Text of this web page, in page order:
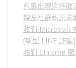
包裹出現這特徵
親友社群私訊求
收到 Microsoft
[新型 LINE 詐騙
收到 Chrome